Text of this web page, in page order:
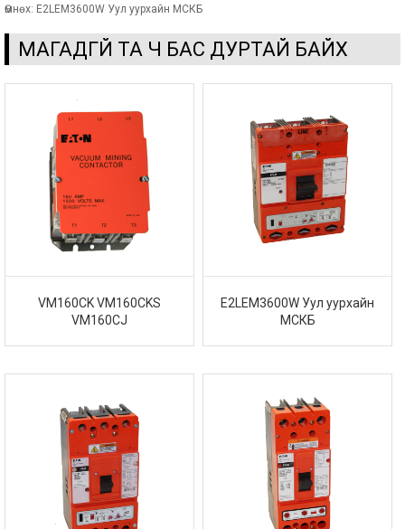
Өмнөх: E2LEM3600W Уул уурхайн МСКБ
МАГАДГҮЙ ТА Ч БАС ДУРТАЙ БАЙХ
VM160CK VM160CKS
VM160CJ
E2LEM3600W Уул уурхайн
МСКБ